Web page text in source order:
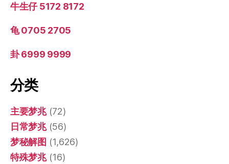
牛生仔 5172 8172
龟 0705 2705
卦 6999 9999
分类
主要梦兆(72)
日常梦兆(56)
梦秘解图 (1,626)
特殊梦兆(16)